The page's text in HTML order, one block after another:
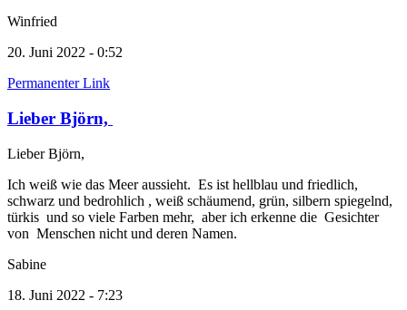
Winfried
20. Juni 2022 - 0:52
Permanenter Link
Lieber Björn,
Lieber Björn,
Ich weiß wie das Meer aussieht. Es ist hellblau und friedlich,
schwarz und bedrohlich , weiß schäumend, grün, silbern spiegelnd,
türkis und so viele Farben mehr, aber ich erkenne die Gesichter
von Menschen nicht und deren Namen.
Sabine
18. Juni 2022 - 7:23